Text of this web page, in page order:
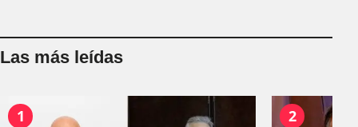
Las más leídas
1 2